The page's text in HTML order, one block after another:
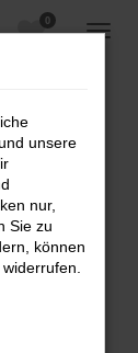
0
deine
unsere
nur,
Sie zu
können